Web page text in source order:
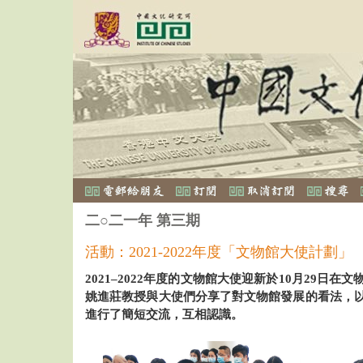
二○二一年 第三期
活動：2021-2022年度「文物館大使計劃」
2021–2022年度的文物館大使迎新於10月29日在文
姚進莊教授與大使們分享了對文物館發展的看法，
進行了簡短交流，互相認識。